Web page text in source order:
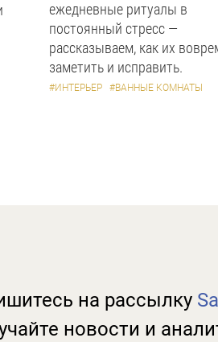
ежедневные ритуалы в
постоянный стресс —
рассказываем, как их
заметить и исправить.
#ИНТЕРЬЕР #ВАННЫЕ КОМНАТЫ
на рассылку
новости и